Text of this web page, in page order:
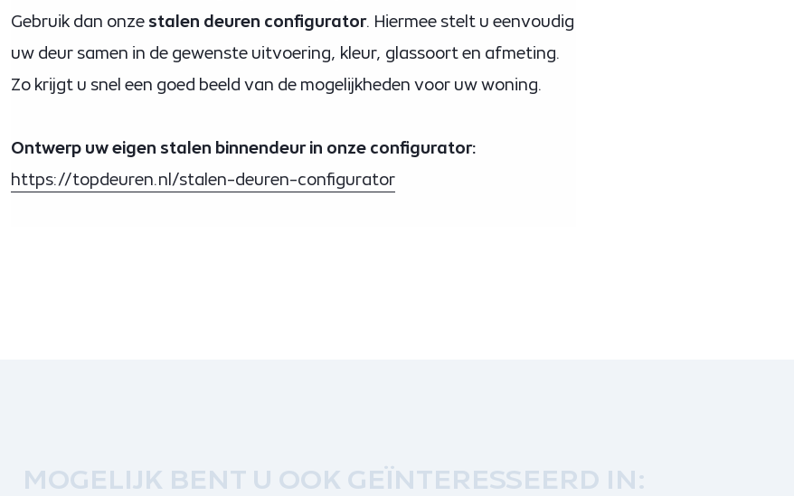
Gebruik dan onze stalen deuren configurator. Hiermee stelt u eenvoudig
uw deur samen in de gewenste uitvoering, kleur, glassoort en afmeting.
Zo krijgt u snel een goed beeld van de mogelijkheden voor uw woning.
Ontwerp uw eigen stalen binnendeur in onze configurator:
https://topdeuren.nl/stalen-deuren-configurator
MOGELIJK BENT U OOK GEÏNTERESSEERD IN: